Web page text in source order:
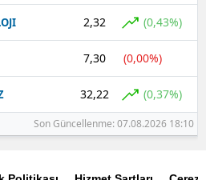
2,32 (0,43%)
7,30 (0,00%)
32,22 (0,37%)
Son Güncellenme: 07.08.2026 18:10